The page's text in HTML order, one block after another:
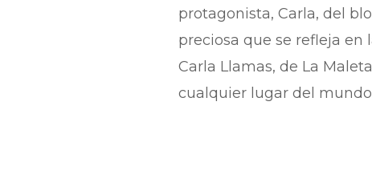
protagonista, Carla, del
preciosa que se refleja en
Carla Llamas, de La
cualquier lugar del